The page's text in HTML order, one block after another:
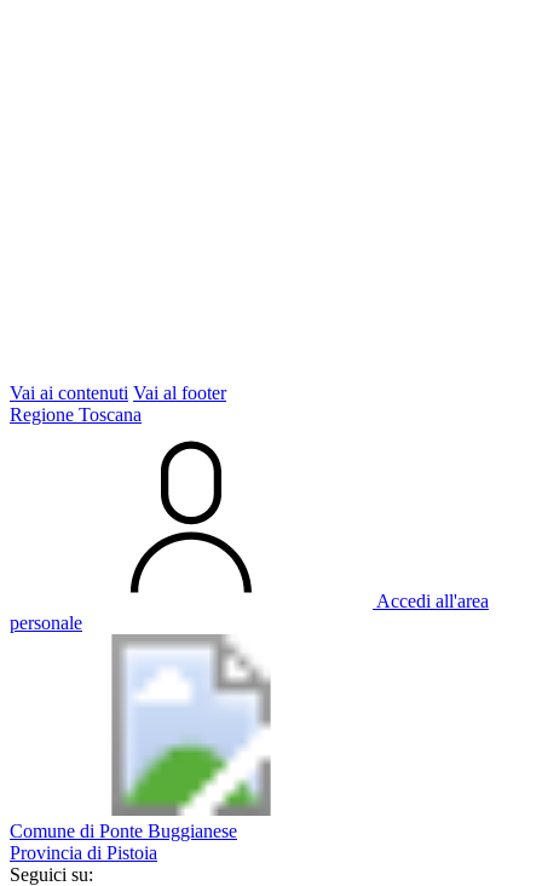
Vai ai contenuti Vai al footer
Regione Toscana
Accedi all'area
personale
Comune di Ponte Buggianese
Provincia di Pistoia
Seguici su: